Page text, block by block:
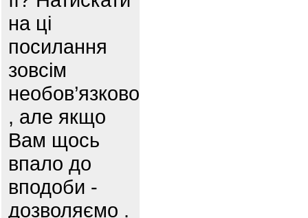
на ці
посилання
зовсім
необов’язково
, але якщо
Вам щось
впало до
вподоби -
дозволяємо .